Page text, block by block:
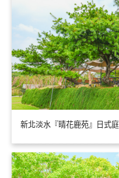
新北淡水『晴花鹿苑』日式